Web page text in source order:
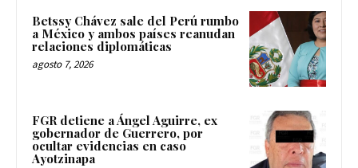
Betssy Chávez sale del Perú rumbo
a México y ambos países reanudan
relaciones diplomáticas
agosto 7, 2026
FGR detiene a Ángel Aguirre, ex
gobernador de Guerrero, por
ocultar evidencias en caso
Ayotzinapa